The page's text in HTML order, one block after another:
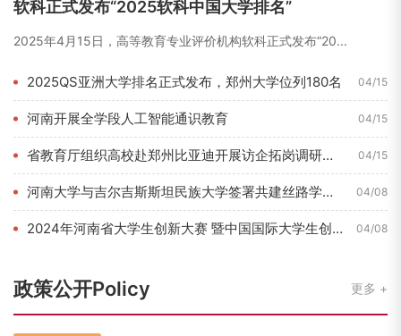
软科正式发布“2025软科中国大学排名”
2025年4月15日，高等教育专业评价机构软科正式发布“20...
2025QS亚洲大学排名正式发布，郑州大学位列180名 04/15
河南开展全学段人工智能通识教育 04/15
省教育厅组织高校赴郑州比亚迪开展访企拓岗调研活动 04/15
河南大学与吉尔吉斯斯坦民族大学签署共建丝路学院合作协议 04/08
2024年河南省大学生创新大赛 暨中国国际大学生创新大赛河南... 04/08
政策公开Policy 更多